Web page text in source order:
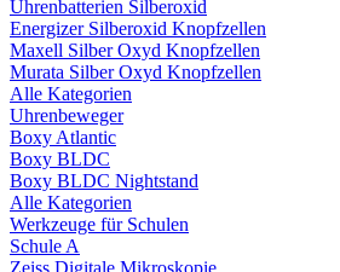
Uhrenbatterien Silberoxid
Energizer Silberoxid Knopfzellen
Maxell Silber Oxyd Knopfzellen
Murata Silber Oxyd Knopfzellen
Alle Kategorien
Uhrenbeweger
Boxy Atlantic
Boxy BLDC
Boxy BLDC Nightstand
Alle Kategorien
Werkzeuge für Schulen
Schule A
Zeiss Digitale Mikroskopie